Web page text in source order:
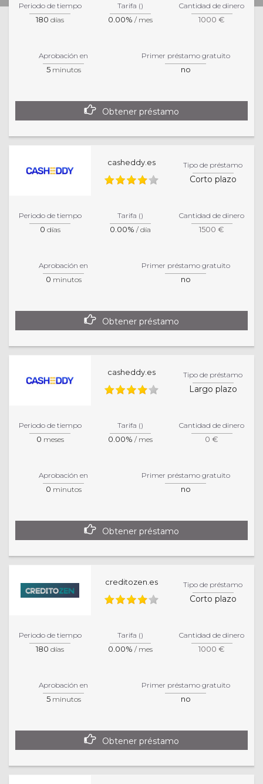
Periodo de tiempo
180 días
Tarifa ()
0.00% / mes
Cantidad de dinero
1000 €
Aprobación en
5minutos
Primer préstamo gratuito
no
Obtener préstamo
casheddy.es Tipo de préstamo
Corto plazo
Periodo de tiempo
0 días
Tarifa ()
0.00% / día
Cantidad de dinero
1500 €
Aprobación en
0 minutos
Primer préstamo gratuito
no
Obtener préstamo
casheddy.es Tipo de préstamo
Largo plazo
Periodo de tiempo
0 meses
Tarifa ()
0.00% / mes
Cantidad de dinero
0 €
Aprobación en
0 minutos
Primer préstamo gratuito
no
Obtener préstamo
creditozen.es Tipo de préstamo
Corto plazo
Periodo de tiempo
180 días
Tarifa ()
0.00% / mes
Cantidad de dinero
1000 €
Aprobación en
5minutos
Primer préstamo gratuito
no
Obtener préstamo